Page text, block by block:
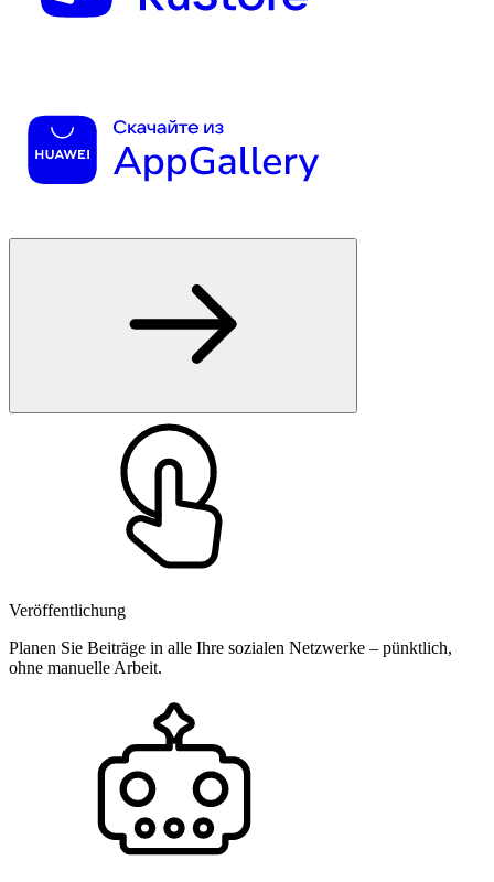
Veröffentlichung
Planen Sie Beiträge in alle Ihre sozialen Netzwerke – pünktlich,
ohne manuelle Arbeit.